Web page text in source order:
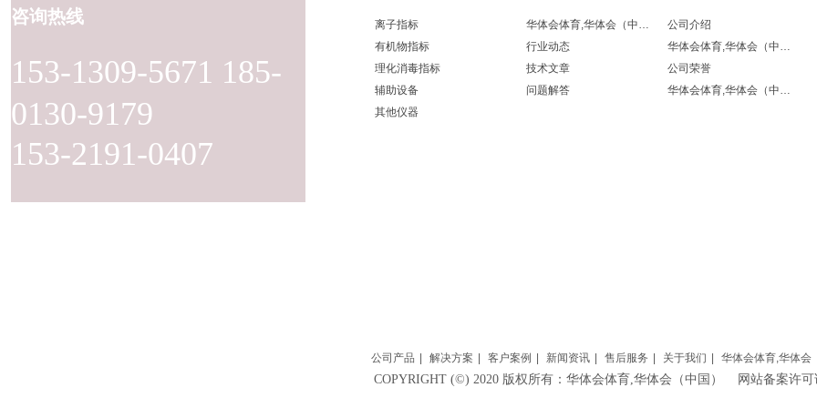
153-1309-5671 185-
0130-9179
153-2191-0407
咨询热线
华体会体育,华体会（中国）
行业动态
技术文章
问题解答
离子指标
有机物指标
理化消毒指标
辅助设备
其他仪器
公司介绍
华体会体育,华体会（中国）
公司荣誉
华体会体育,华体会（中国）
公司产品 解决方案 客户案例 新闻资讯 售后服务 关于我们 华体会体育,华体会
COPYRIGHT (©) 2020 版权所有：华体会体育,华体会（中国） 网站备案许可